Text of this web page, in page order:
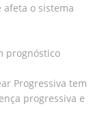
o sistema
prognóstico
Progressiva tem
progressiva e